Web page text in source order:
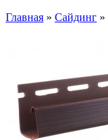
Главная » Сайдинг »